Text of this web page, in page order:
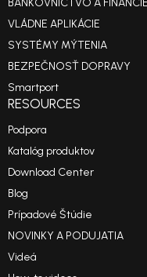
VLÁDNE APLIKÁCIE
SYSTÉMY MÝTENIA
BEZPEČNOSŤ DOPRAVY
Smartport
RESOURCES
Podpora
Katalóg produktov
Download Center
Blog
Prípadové Štúdie
NOVINKY A PODUJATIA
Videá